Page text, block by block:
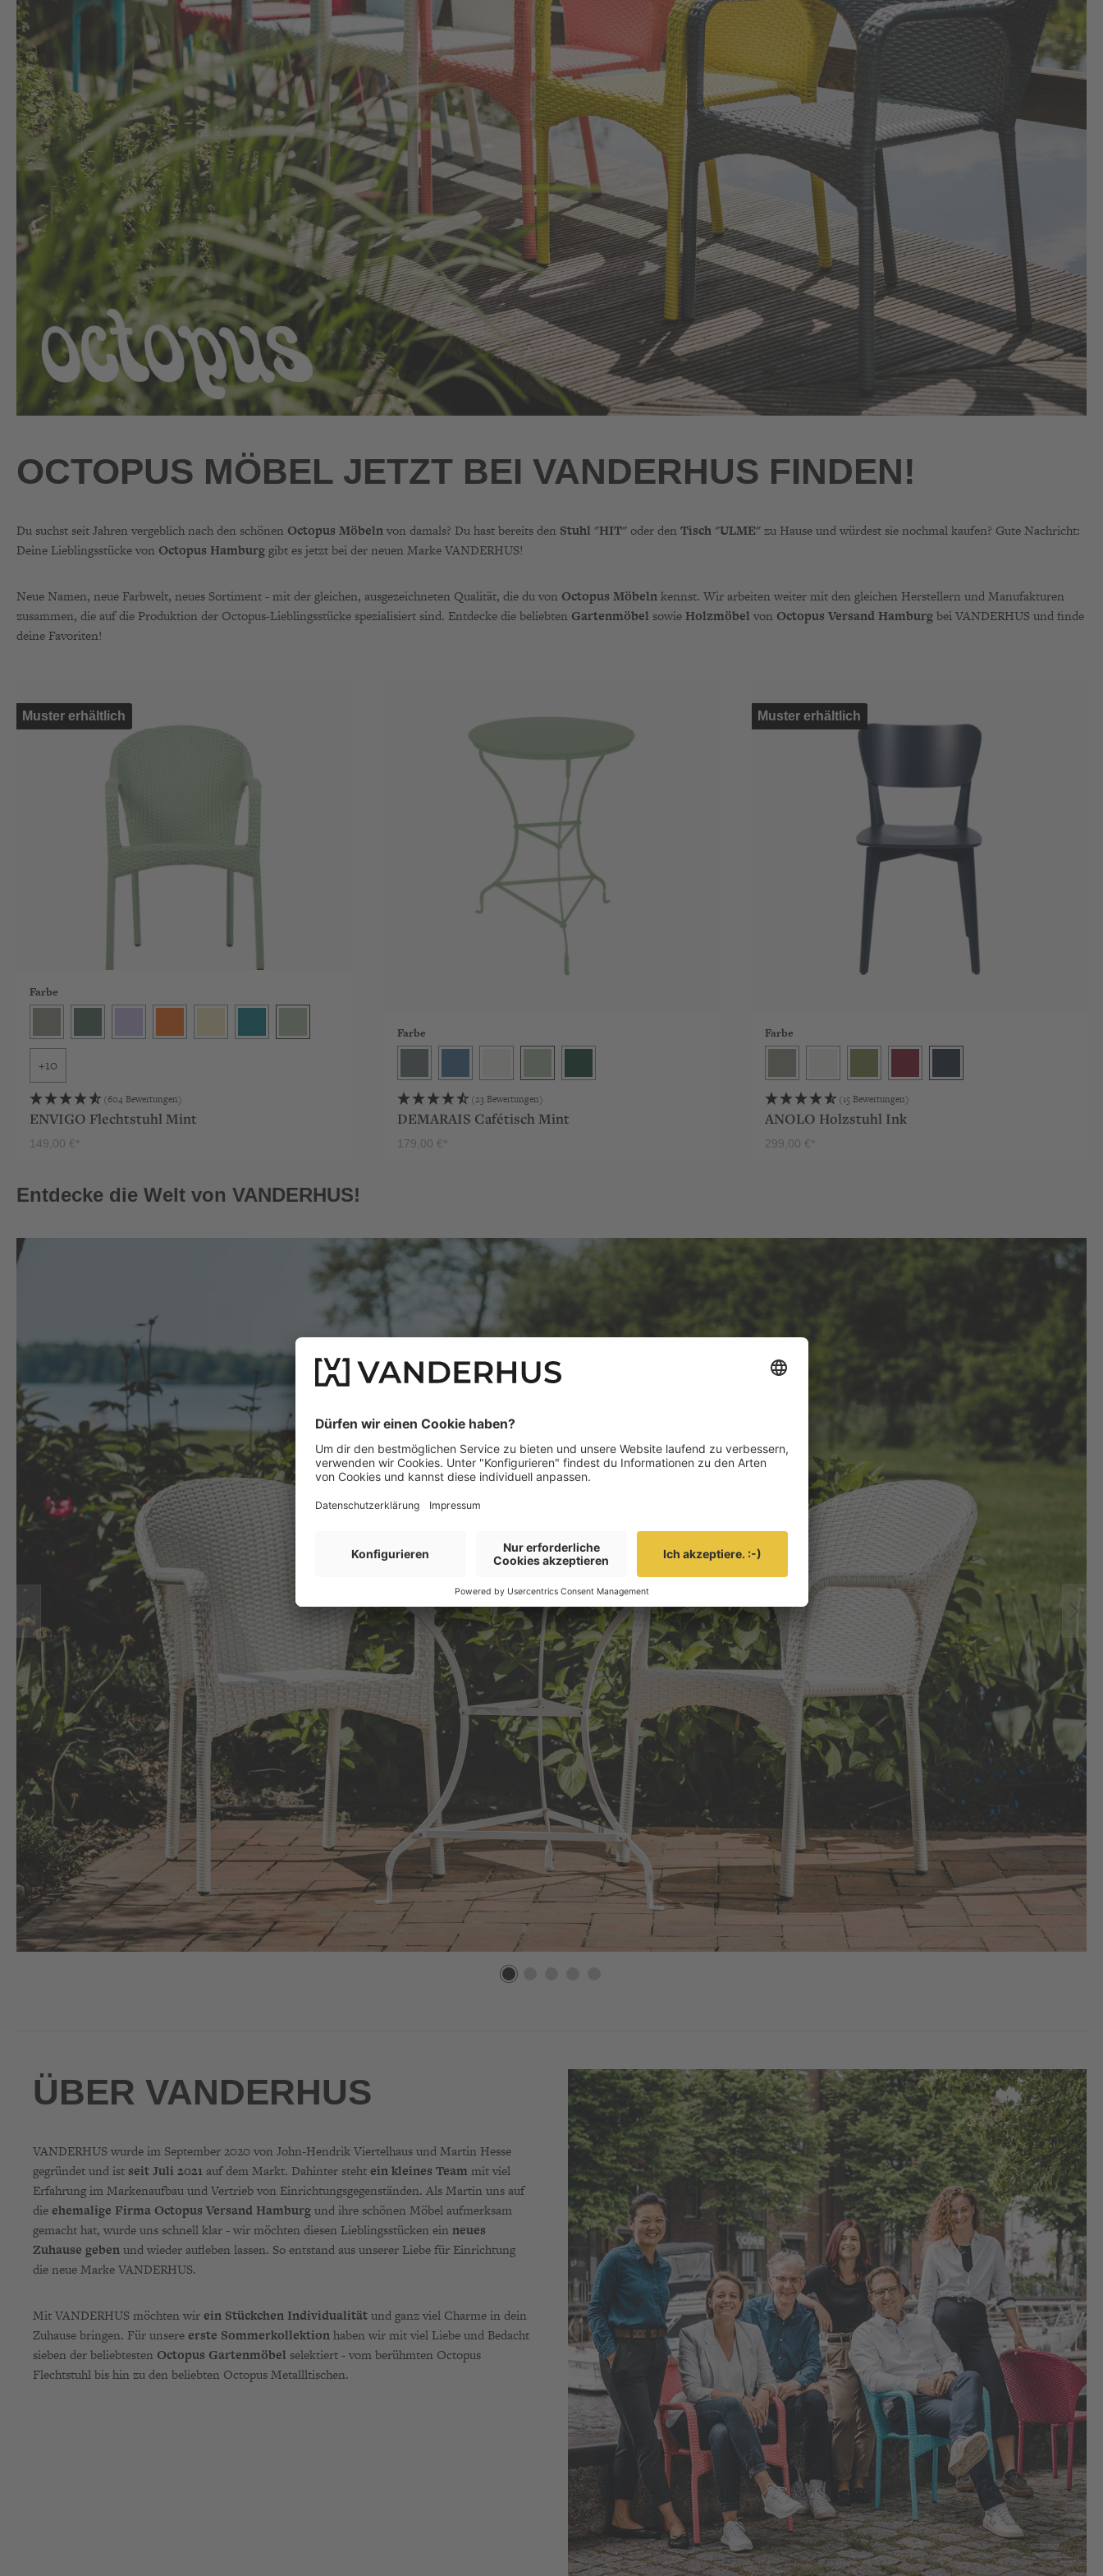
OCTOPUS MÖBEL JETZT BEI VANDERHUS FINDEN!
Du suchst seit Jahren vergeblich nach den schönen Octopus Möbelnvon damals? Du hast bereits den Stuhl "HIT"oder denTisch "ULME"zu Hause und würdest sie nochmal kaufen? Gute Nachricht:
Deine Lieblingsstücke von Octopus Hamburggibt es jetzt bei der neuen Marke VANDERHUS!
Neue Namen, neue Farbwelt, neues Sortiment - mit der gleichen, ausgezeichneten Qualität, die du von Octopus Möbelnkennst. Wir arbeiten weiter mit den gleichen Herstellern und Manufakturen
zusammen, die auf die Produktion der Octopus-Lieblingsstücke spezialisiert sind. Entdecke die beliebten Gartenmöbel sowieHolzmöbel von Octopus Versand Hamburgbei VANDERHUS und finde
deine Favoriten!
Muster erhältlich
Farbe
+10
(604 Bewertungen)
ENVIGO Flechtstuhl Mint
149,00 €*
Farbe
(23 Bewertungen)
DEMARAIS Cafétisch Mint
179,00 €*
Muster erhältlich
Farbe
(15 Bewertungen)
ANOLO Holzstuhl Ink
299,00 €*
Entdecke die Welt von VANDERHUS!
Bildergalerie überspringen
ÜBER VANDERHUS
VANDERHUS wurde im September 2020 von John-Hendrik Viertelhaus und Martin Hesse
gegründet und ist seit Juli 2021 auf dem Markt. Dahinter stehtein kleines Teammitviel
Erfahrung im Markenaufbau und Vertrieb von Einrichtungsgegenständen. Als Martin uns auf
dieehemalige Firma Octopus Versand Hamburgund ihre schönen Möbel aufmerksam
gemacht hat, wurde uns schnell klar - wir möchten diesen Lieblingsstücken einneues
Zuhause gebenund wieder aufleben lassen. So entstand aus unserer Liebe für Einrichtung
die neue Marke VANDERHUS.
Mit VANDERHUS möchten wirein Stückchen Individualitätund ganz viel Charme in dein
Zuhause bringen. Für unsereerste Sommerkollektionhaben wir mit viel Liebe und Bedacht
sieben der beliebtesten Octopus Gartenmöbel selektiert - vom berühmten Octopus
Flechtstuhl bis hin zu den beliebten Octopus Metallltischen.